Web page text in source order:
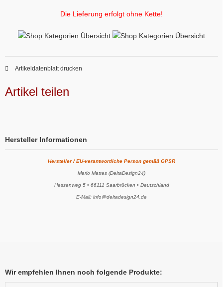
Die Lieferung erfolgt ohne Kette!
Artikeldatenblatt drucken
Artikel teilen
Hersteller Informationen
Hersteller / EU-verantwortliche Person gemäß GPSR
Mario Mattes (DeltaDesign24)
Hessenweg 5 • 66111 Saarbrücken • Deutschland
E-Mail: info@deltadesign24.de
Wir empfehlen Ihnen noch folgende Produkte: